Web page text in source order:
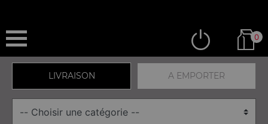
0
LIVRAISON A EMPORTER